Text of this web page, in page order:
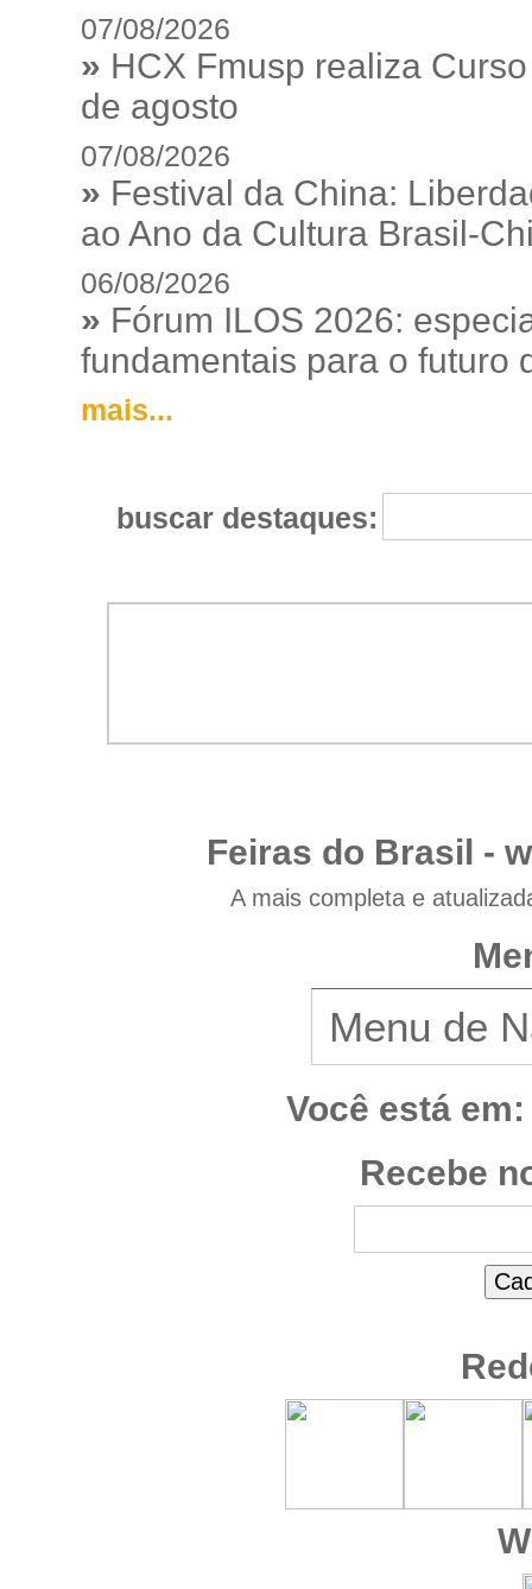
07/08/2026
» HCX Fmusp realiza
de agosto
07/08/2026
» Festival da China:
ao Ano da Cultura Brasil-
06/08/2026
» Fórum ILOS 2026:
fundamentais para o futuro
mais...
buscar destaques:
Feiras do Brasil -
A mais completa e
Você está em:
Recebe